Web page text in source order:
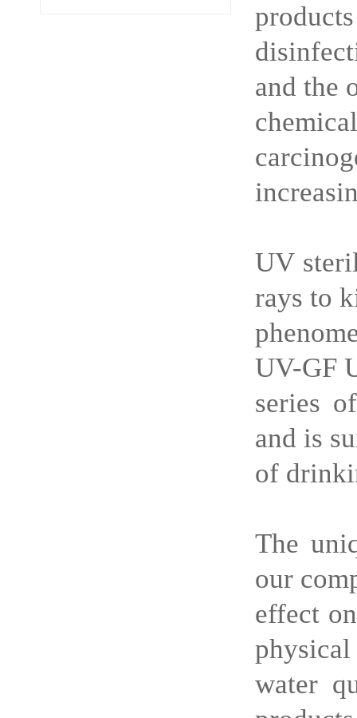
and the
UV
rays to
UV-GF
series
and is
of
The
our
effect
water